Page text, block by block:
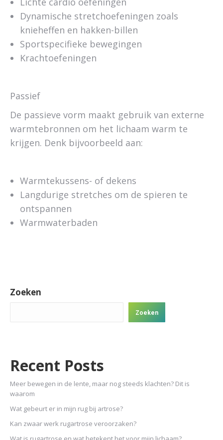
Dynamische stretchoefeningen zoals
knieheffen en hakken-billen
Sportspecifieke bewegingen
Krachtoefeningen
Passief
De passieve vorm maakt gebruik van externe
warmtebronnen om het lichaam warm te
krijgen. Denk bijvoorbeeld aan:
Warmtekussens- of dekens
Langdurige stretches om de spieren te
ontspannen
Warmwaterbaden
Zoeken
Zoeken
Recent Posts
Meer bewegen in de lente, maar nog steeds klachten? Dit is
waarom
Wat gebeurt er in mijn rug bij artrose?
Kan zwaar werk rugartrose veroorzaken?